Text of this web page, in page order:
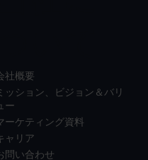
社概要
ッション、ビジョン＆バリ
ー
ーケティング資料
ャリア
問い合わせ